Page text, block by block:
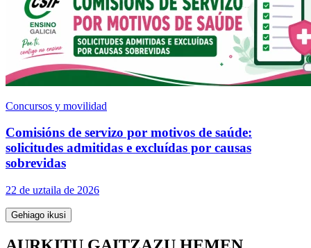
Concursos y movilidad
Comisións de servizo por motivos de saúde:
solicitudes admitidas e excluídas por causas
sobrevidas
22 de uztaila de 2026
Gehiago ikusi